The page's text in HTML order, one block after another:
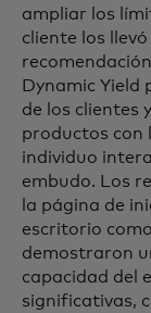
ampliar los
cliente los
Dynamic Yield
de los clientes
productos con
individuo
embudo. Los
la página de
escritorio
demostraron
capacidad del
significativas,